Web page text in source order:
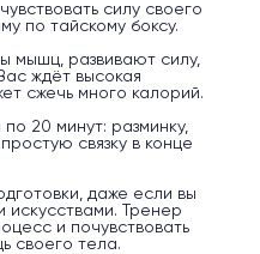
силу своего
по тайскому боксу.
мышц, развивают силу,
ждёт высокая
сжечь много калорий.
20 минут: разминку,
связку в конце
даже если вы
искусствами. Тренер
и почувствовать
своего тела.